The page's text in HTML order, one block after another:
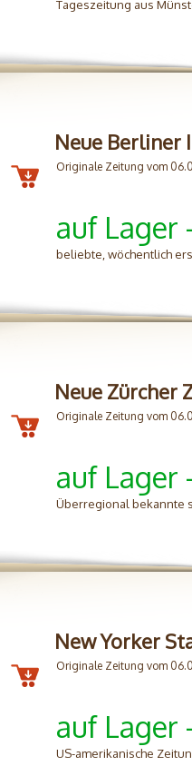
Tageszeitung aus
Neue Berliner
Originale Zeitung vom
auf Lager
beliebte, wöchentlich
Neue Zürcher
Originale Zeitung vom
auf Lager
Überregional bekannte
New Yorker
Originale Zeitung vom
auf Lager
US-amerikanische